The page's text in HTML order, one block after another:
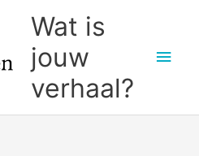
Wat is
jouw
verhaal?